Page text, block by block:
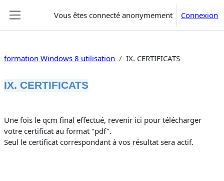
Vous êtes connecté anonymement Connexion
formation Windows 8 utilisation IX. CERTIFICATS
IX. CERTIFICATS
Une fois le qcm final effectué, revenir ici pour télécharger
votre certificat au format "pdf".
Seul le certificat correspondant à vos résultat sera actif.